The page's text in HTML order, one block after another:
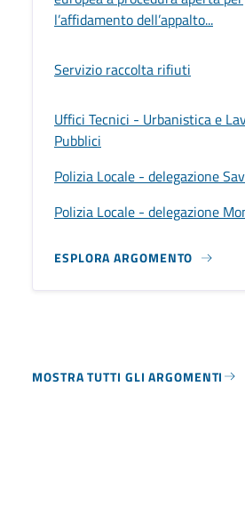
l’affidamento dell’appalto...
Servizio raccolta rifiuti
Uffici Tecnici - Urbanistica e
Pubblici
Polizia Locale - delegazione
Polizia Locale - delegazione
ESPLORA ARGOMENTO
MOSTRA TUTTI GLI ARGOMENTI